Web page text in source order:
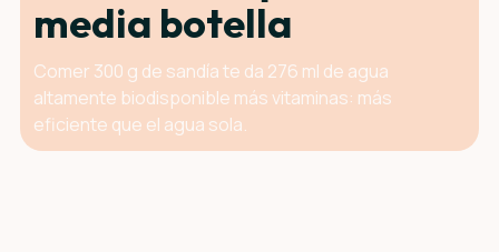
media botella
Comer 300 g de sandía te da 276 ml de agua
altamente biodisponible más vitaminas: más
eficiente que el agua sola.